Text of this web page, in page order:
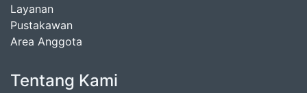
Layanan
Pustakawan
Area Anggota
Tentang Kami